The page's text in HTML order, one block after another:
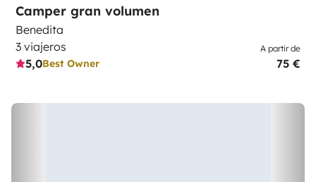
Camper gran volumen
Benedita
3 viajeros
5,0Best Owner
A partir de
75 €